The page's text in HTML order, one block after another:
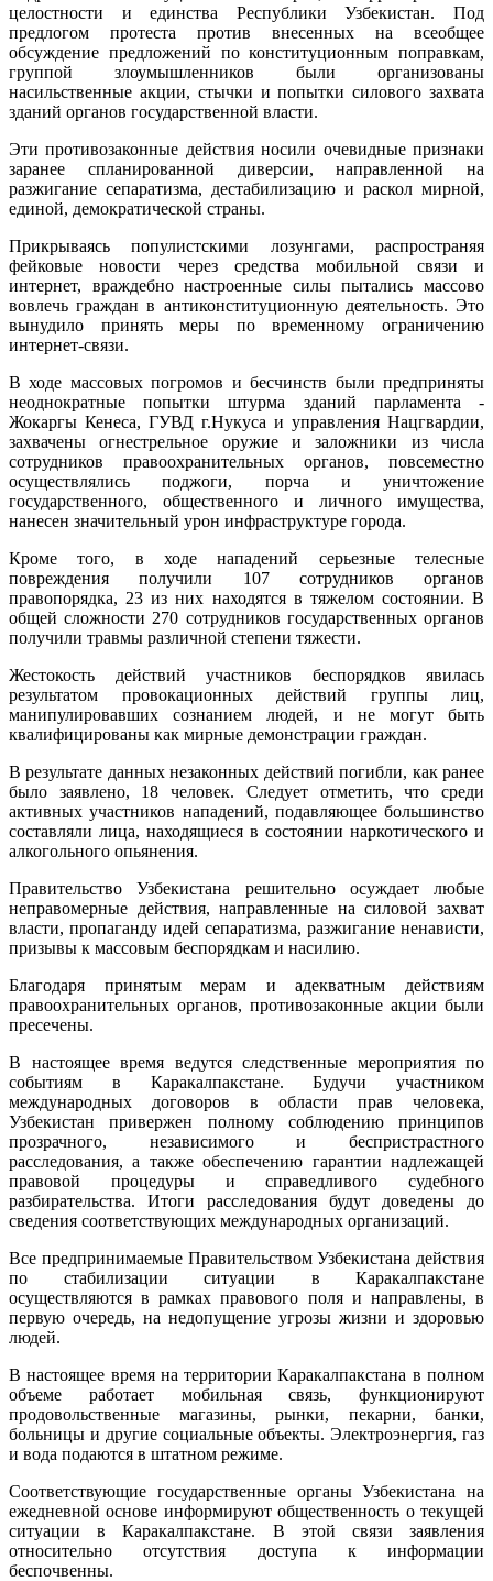
целостности и единства Республики Узбекистан. Под
предлогом протеста против внесенных на всеобщее
обсуждение предложений по конституционным поправкам,
группой злоумышленников были организованы
насильственные акции, стычки и попытки силового захвата
зданий органов государственной власти.
Эти противозаконные действия носили очевидные признаки
заранее спланированной диверсии, направленной на
разжигание сепаратизма, дестабилизацию и раскол мирной,
единой, демократической страны.
Прикрываясь популистскими лозунгами, распространяя
фейковые новости через средства мобильной связи и
интернет, враждебно настроенные силы пытались массово
вовлечь граждан в антиконституционную деятельность. Это
вынудило принять меры по временному ограничению
интернет-связи.
В ходе массовых погромов и бесчинств были предприняты
неоднократные попытки штурма зданий парламента -
Жокаргы Кенеса, ГУВД г.Нукуса и управления Нацгвардии,
захвачены огнестрельное оружие и заложники из числа
сотрудников правоохранительных органов, повсеместно
осуществлялись поджоги, порча и уничтожение
государственного, общественного и личного имущества,
нанесен значительный урон инфраструктуре города.
Кроме того, в ходе нападений серьезные телесные
повреждения получили 107 сотрудников органов
правопорядка, 23 из них находятся в тяжелом состоянии. В
общей сложности 270 сотрудников государственных органов
получили травмы различной степени тяжести.
Жестокость действий участников беспорядков явилась
результатом провокационных действий группы лиц,
манипулировавших сознанием людей, и не могут быть
квалифицированы как мирные демонстрации граждан.
В результате данных незаконных действий погибли, как ранее
было заявлено, 18 человек. Следует отметить, что среди
активных участников нападений, подавляющее большинство
составляли лица, находящиеся в состоянии наркотического и
алкогольного опьянения.
Правительство Узбекистана решительно осуждает любые
неправомерные действия, направленные на силовой захват
власти, пропаганду идей сепаратизма, разжигание ненависти,
призывы к массовым беспорядкам и насилию.
Благодаря принятым мерам и адекватным действиям
правоохранительных органов, противозаконные акции были
пресечены.
В настоящее время ведутся следственные мероприятия по
событиям в Каракалпакстане. Будучи участником
международных договоров в области прав человека,
Узбекистан привержен полному соблюдению принципов
прозрачного, независимого и беспристрастного
расследования, а также обеспечению гарантии надлежащей
правовой процедуры и справедливого судебного
разбирательства. Итоги расследования будут доведены до
сведения соответствующих международных организаций.
Все предпринимаемые Правительством Узбекистана действия
по стабилизации ситуации в Каракалпакстане
осуществляются в рамках правового поля и направлены, в
первую очередь, на недопущение угрозы жизни и здоровью
людей.
В настоящее время на территории Каракалпакстана в полном
объеме работает мобильная связь, функционируют
продовольственные магазины, рынки, пекарни, банки,
больницы и другие социальные объекты. Электроэнергия, газ
и вода подаются в штатном режиме.
Соответствующие государственные органы Узбекистана на
ежедневной основе информируют общественность о текущей
ситуации в Каракалпакстане. В этой связи заявления
относительно отсутствия доступа к информации
беспочвенны.